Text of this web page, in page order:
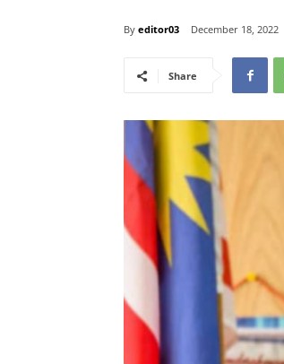
By editor03 December 18, 2022
Share